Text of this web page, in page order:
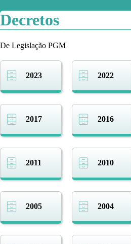
Decretos
De Legislação PGM
2023 2022
2017 2016
2011 2010
2005 2004